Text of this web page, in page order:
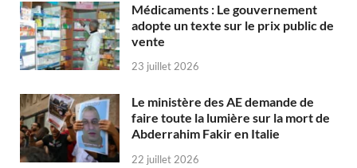
Médicaments : Le gouvernement
adopte un texte sur le prix public de
vente
23 juillet 2026
Le ministère des AE demande de
faire toute la lumière sur la mort de
Abderrahim Fakir en Italie
22 juillet 2026